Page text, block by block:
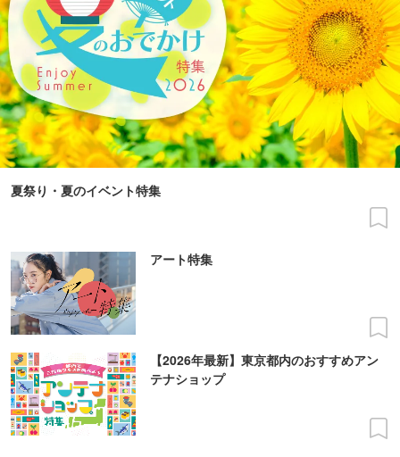
夏祭り・夏のイベント特集
アート特集
【2026年最新】東京都内のおすすめアン
テナショップ